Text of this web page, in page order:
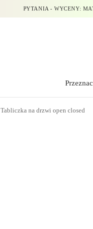
PYTANIA - WYCENY:
Tabliczka na drzwi open closed